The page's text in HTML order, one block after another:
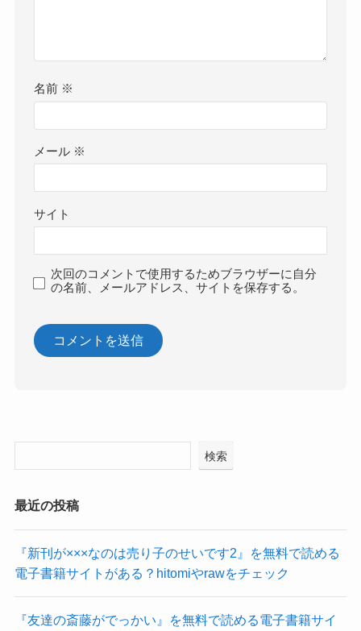
名前 ※
メール ※
サイト
次回のコメントで使用するためブラウザーに自分
の名前、メールアドレス、サイトを保存する。
検索
最近の投稿
『新刊が×××なのは売り子のせいです2』を無料で読める
電子書籍サイトがある？hitomiやrawをチェック
『友達の斎藤がでっかい』を無料で読める電子書籍サイ